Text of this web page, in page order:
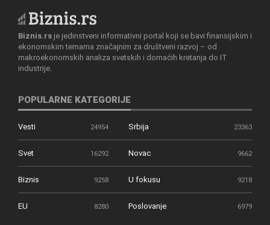
Biznis.rs je jedinstveni informativni portal koji se bavi finansijskim i
ekonomskim temama značajnim za društveni razvoj – od
makroekonomskih analiza svetskih i domaćih kretanja do IT
industrije.
POPULARNE KATEGORIJE
Vesti 24954 Srbija 23363
Svet 16292 Novac 9662
Biznis 9258 U fokusu 9218
EU 8280 Poslovanje 6979